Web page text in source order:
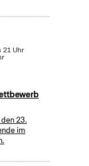
21 Uhr
23.
im